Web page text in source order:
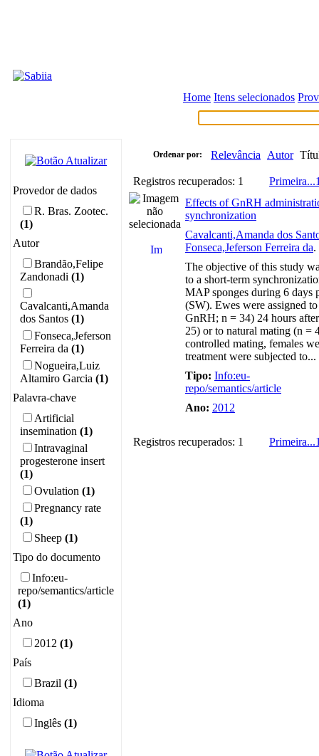
Home Itens selecionados
Provedor de dados
R. Bras. Zootec.
(1)
Autor
Brandão,Felipe
Zandonadi (1)
Cavalcanti,Amanda
dos Santos (1)
Fonseca,Jeferson
Ferreira da (1)
Nogueira,Luiz
Altamiro Garcia (1)
Palavra-chave
Artificial
insemination (1)
Intravaginal
progesterone insert
(1)
Ovulation (1)
Pregnancy rate
(1)
Sheep (1)
Tipo do documento
Info:eu-
repo/semantics/article
(1)
Ano
2012 (1)
País
Brazil (1)
Idioma
Inglês (1)
Ordenar por: Relevância Autor
Registros recuperados: 1 Primeira...
Effects of GnRH
synchronization
Cavalcanti,Amanda dos
Fonseca,Jeferson Ferreira da.
The objective of this study
to a short-term
MAP sponges during 6 days
(SW). Ewes were assigned
GnRH; n = 34) 24 hours
25) or to natural mating (n =
controlled mating, females
treatment were subjected to...
Tipo: Info:eu-
repo/semantics/article
Ano: 2012
Registros recuperados: 1 Primeira...